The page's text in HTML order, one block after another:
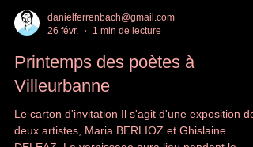
danielferrenbach@gmail.com
26 févr.
1 min de lecture
Printemps des poètes à
Villeurbanne